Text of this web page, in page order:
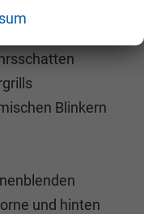
Blinkern
und hinten